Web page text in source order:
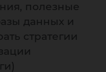
полезные
данных и
стратегии